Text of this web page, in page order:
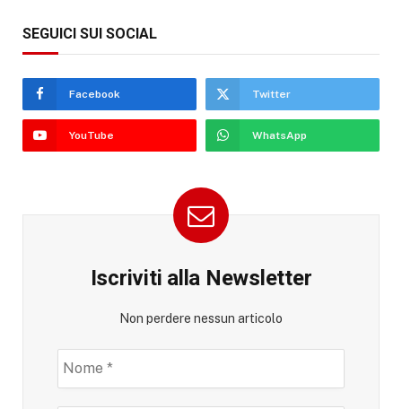
SEGUICI SUI SOCIAL
Facebook Twitter
YouTube WhatsApp
Iscriviti alla Newsletter
Non perdere nessun articolo